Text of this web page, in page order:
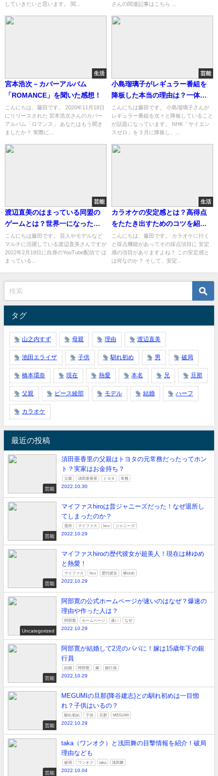
していきたいと思います。 関... さんの関連記事はこちら ...
生活
宮本浩次－カバーアルバム
「ROMANCE」を聞いた感想！
こんにちは、藤田です。 2020年11月18日
にリリースされた 宮本浩次さんのカバー
アルバム「ロマンス」 あなたはもう聞き
ましたか？ 実際に...
芸能
小島瑠璃子がレギュラー番組を
降板した本当の理由は？一体何
をした？
こんにちは藤田です。 小島瑠璃子さんが
レギュラー番組を次々と降板していること
が話題になっています。 NHK「サイエン
スゼロ」を３月に降板し、...
芸能
渡辺直美のはまっている同盟の
ゲームとは？世界一になった実
力は？
こんにちは藤田です。 芸人やモデルなど
マルチに活躍している渡辺直美さんですが
2022年2月19日に自身のYouTube配信で は
まっている...
生活
カラオケの安定感とは？高得点
をたたき出すためのコツを紹
介！
こんにちは、藤田です。 カラオケに行く
と採点機能があってその採点項目に 安定
感の項目がありますよね？ この安定感と
は何なのか？ そして、安定...
タグ
山之内すず 母親 理由 渡辺直美
池田エライザ 子供 馴れ初め 男 破局
橋本環奈 現在 熱愛 本名 兄 旦那
父親 ピース綾部 モデル 結婚 ハーフ
カラオケ
最近の投稿
芸能
須田亜香里の父親はトヨタの元常務だったってホン
ト？実家はお金持ち？
父親 須田亜香里 トヨタ 常務
2022.10.30
芸能
マイファスhiroは昔ジャニーズだった！なぜ退所し
てしまったのか？
退所 マイファス hiro ジャニーズ
2022.10.29
芸能
マイファスhiroの歴代彼女が超美人！現在は林ゆめ
と熱愛！
マイファス hiro 歴代彼女 林ゆめ
2022.10.29
Uncategorized
阿部寛の公式ホームページが速いのはなぜ？爆速の
理由や作った人は？
阿部寛 ホームページ 速い なぜ
2022.10.29
芸能
阿部寛が結婚して2児のパパに！嫁は15歳年下の銀
行員
結婚 阿部寛 嫁 銀行員
2022.10.29
芸能
MEGUMIの旦那(降谷建志)との馴れ初めは一目惚
れ？子供はいるの？
馴れ初め 子供 旦那 MEGUMI
2022.10.29
芸能
taka（ワンオク）と浅田舞の目撃情報を紹介！破局
理由なども
破局 ワンオク taka 浅田舞
2022.10.04